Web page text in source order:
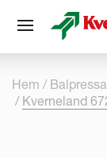
Hem
Kverneland
Cookie-